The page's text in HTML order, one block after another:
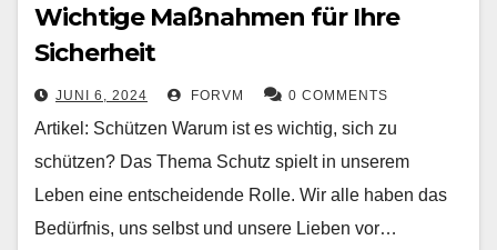
Wichtige Maßnahmen für Ihre
Sicherheit
JUNI 6, 2024 FORVM 0 COMMENTS
Artikel: Schützen Warum ist es wichtig, sich zu
schützen? Das Thema Schutz spielt in unserem
Leben eine entscheidende Rolle. Wir alle haben das
Bedürfnis, uns selbst und unsere Lieben vor…